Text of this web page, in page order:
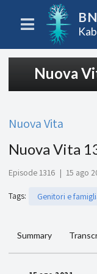
Nuova
Nuova Vita
Nuova Vita
Episode 1316 | 15 ago
Tags: Genitori e
Summary